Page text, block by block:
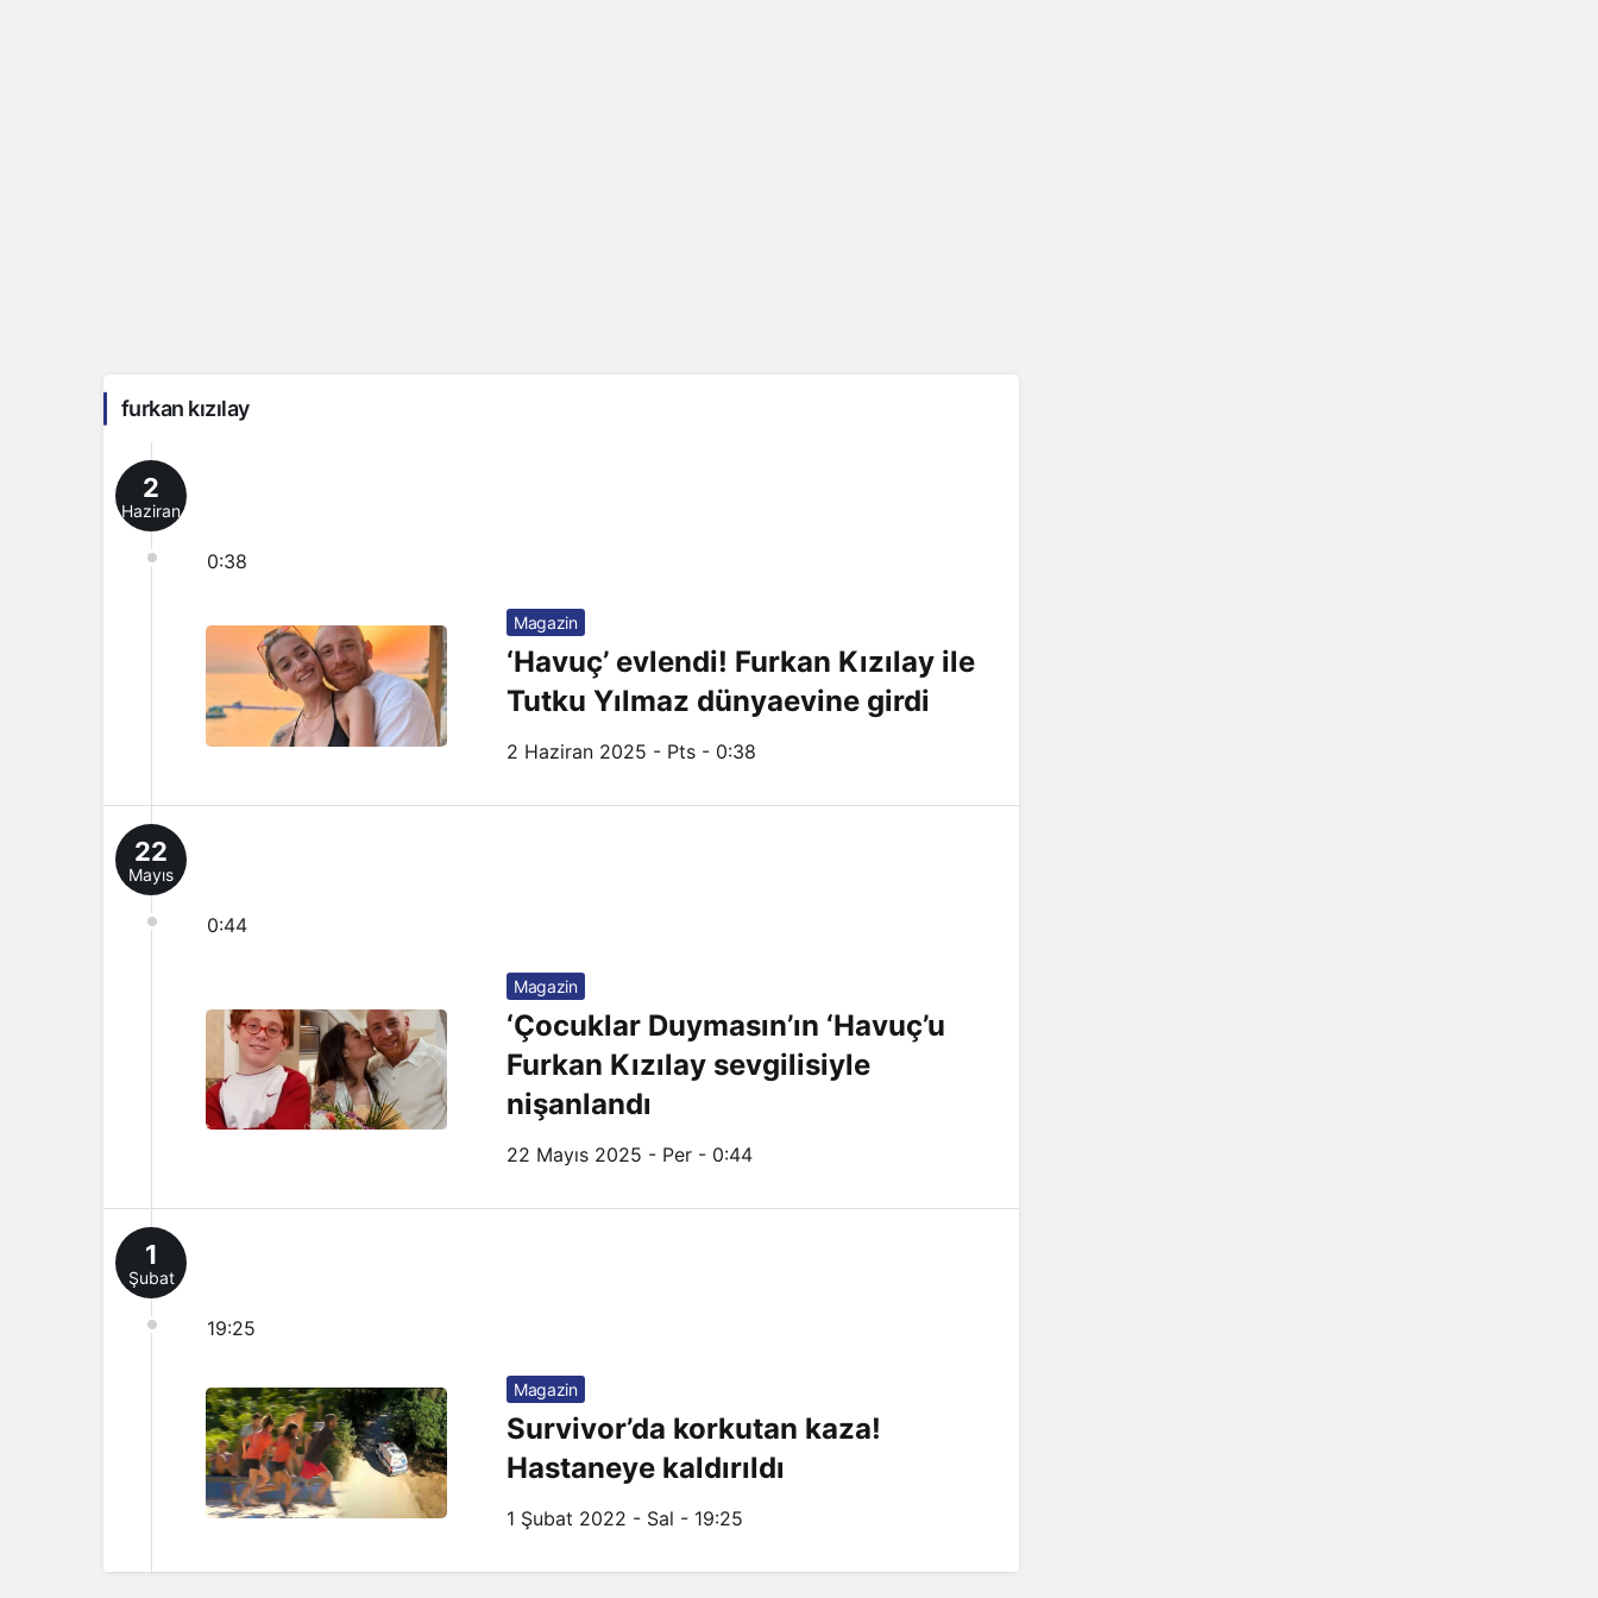
furkan kızılay
2
Haziran
0:38
Magazin
‘Havuç’ evlendi! Furkan Kızılay ile
Tutku Yılmaz dünyaevine girdi
2 Haziran 2025 - Pts - 0:38
22
Mayıs
0:44
Magazin
‘Çocuklar Duymasın’ın ‘Havuç’u
Furkan Kızılay sevgilisiyle
nişanlandı
22 Mayıs 2025 - Per - 0:44
1
Şubat
19:25
Magazin
Survivor’da korkutan kaza!
Hastaneye kaldırıldı
1 Şubat 2022 - Sal - 19:25